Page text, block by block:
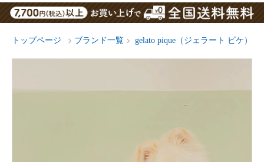
トップページ ブランド一覧 gelato pique（ジェラート ピケ）